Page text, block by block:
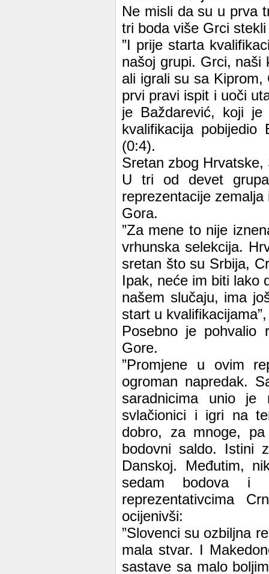
Ne misli da su u prva
tri boda više Grci
”I prije starta
našoj grupi. Grci, naši
ali igrali su sa
prvi pravi ispit i uoči
je Baždarević, koji je
kvalifikacija
(0:4).
Sretan zbog
U tri od devet
reprezentacije
Gora.
”Za mene to nije
vrhunska selekcija.
sretan što su Srbija,
Ipak, neće im biti lako
našem slučaju, ima
start u
Posebno je pohvalio
Gore.
”Promjene u ovim
ogroman napredak.
saradnicima unio
svlačionici i igri na
dobro, za mnoge,
bodovni saldo. Istini
Danskoj. Međutim,
sedam bodova i
reprezentativcima
ocijenivši:
”Slovenci su ozbiljna
mala stvar. I
sastave sa malo